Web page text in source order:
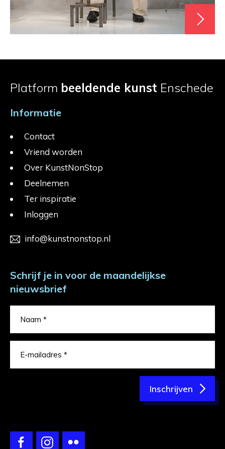
Platform beeldende kunst Enschede
Informatie
Contact
Vriend worden
Over KunstNonStop
Deelnemen
Ter inspiratie
Inloggen
info@kunstnonstop.nl
Schrijf je in voor de maandelijkse
nieuwsbrief
Inschrijven